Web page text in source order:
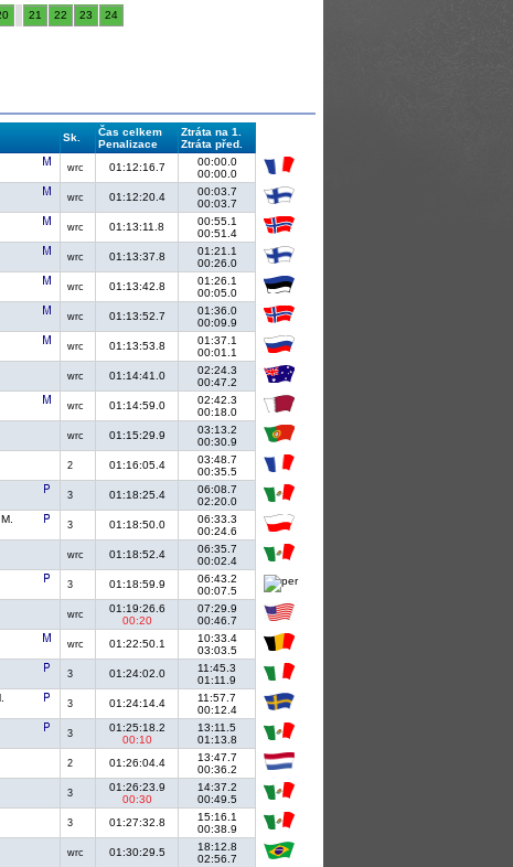
21 22 23 24
Sk.
Čas celkem
Penalizace
Ztráta na 1.
Ztráta před.
wrc 01:12:16.7
00:00.0
00:00.0
wrc 01:12:20.4
00:03.7
00:03.7
wrc 01:13:11.8
00:55.1
00:51.4
wrc 01:13:37.8
01:21.1
00:26.0
wrc 01:13:42.8
01:26.1
00:05.0
wrc 01:13:52.7
01:36.0
00:09.9
wrc 01:13:53.8
01:37.1
00:01.1
wrc 01:14:41.0
02:24.3
00:47.2
wrc 01:14:59.0
02:42.3
00:18.0
wrc 01:15:29.9
03:13.2
00:30.9
2 01:16:05.4
03:48.7
00:35.5
3 01:18:25.4
06:08.7
02:20.0
3 01:18:50.0
06:33.3
00:24.6
wrc 01:18:52.4
06:35.7
00:02.4
3 01:18:59.9
06:43.2
00:07.5
wrc
01:19:26.6
00:20
07:29.9
00:46.7
wrc 01:22:50.1
10:33.4
03:03.5
3 01:24:02.0
11:45.3
01:11.9
3 01:24:14.4
11:57.7
00:12.4
3
01:25:18.2
00:10
13:11.5
01:13.8
2 01:26:04.4
13:47.7
00:36.2
3
01:26:23.9
00:30
14:37.2
00:49.5
3 01:27:32.8
15:16.1
00:38.9
wrc 01:30:29.5
18:12.8
02:56.7